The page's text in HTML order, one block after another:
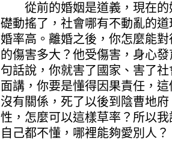
從前的婚姻是道義，現在的
礎動搖了，社會哪有不動亂的
婚率高。離婚之後，你怎麼能
的傷害多大？他受傷害，身心
句話說，你就害了國家、害了
面講，你要是懂得因果責任，
沒有關係，死了以後到陰曹地
性，怎麼可以這樣草率？所以
自己都不懂，哪裡能夠愛別人？